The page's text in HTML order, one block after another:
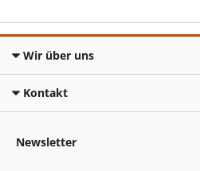
Wir über uns
Kontakt
Newsletter